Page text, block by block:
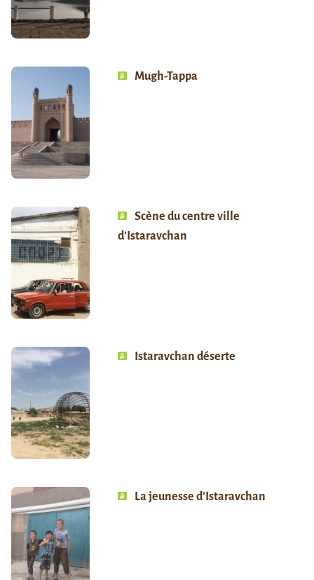
Mugh-Tappa
Scène du centre ville
d’Istaravchan
Istaravchan déserte
La jeunesse d’Istaravchan